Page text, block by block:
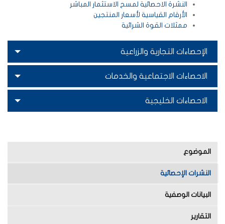
النشرة الاحصائية لمسح الاستثمار المباشر
الأرقام القياسية لأسعار المنتجين
ممثلات القوة الشرائية
الإحصاءات التجارية والزراعية
الاحصاءات الاجتماعية والخدمات
الاحصاءات الخليجية
الموضوع
النشرات الإحصائية
البيانات الوصفية
التقارير